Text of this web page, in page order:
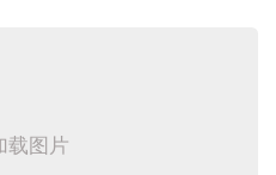
载图片